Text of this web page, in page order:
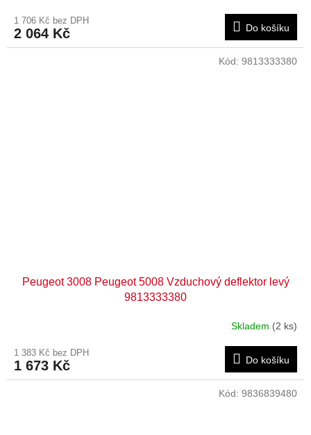
1 706 Kč bez DPH
2 064 Kč Do košíku
Peugeot 3008 Peugeot 5008 Vzduchový deflektor levý
9813333380
Skladem (2 ks)
1 383 Kč bez DPH
1 673 Kč Do košíku
Kód: 9813333380
Kód: 9836839480